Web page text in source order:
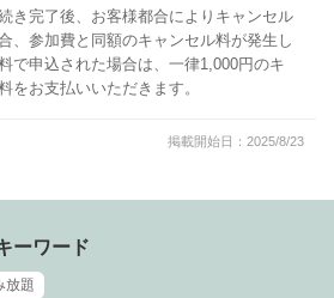
き完了後、お客様都合によりキャンセル
、参加費と同額のキャンセル料が発生し
で申込された場合は、一律1,000円のキ
をお支払いいただきます。
掲載開始日：2025/8/23
ーワード
放題